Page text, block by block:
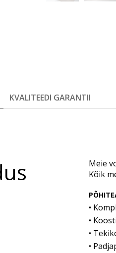
KVALITEEDI GARANTII
Meie
Kõik
•
•
•
•